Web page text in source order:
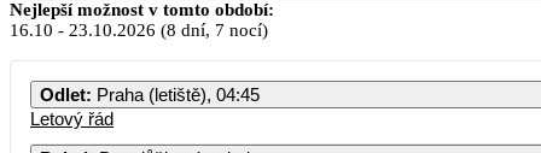
Nejlepší možnost v tomto období:
16.10 - 23.10.2026 (8 dní, 7 nocí)
Odlet: Praha (letiště), 04:45
Letový řád